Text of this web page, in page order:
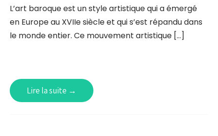
L’art baroque est un style artistique qui a émergé
en Europe au XVIIe siècle et qui s’est répandu dans
le monde entier. Ce mouvement artistique […]
Lire la suite →